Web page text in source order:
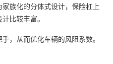
族化的分体式设计，保险杠上
比较丰富。
，从而优化车辆的风阻系数。